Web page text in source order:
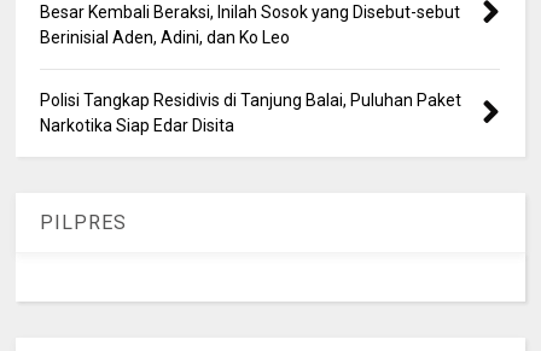
Besar Kembali Beraksi, Inilah Sosok yang Disebut-sebut
Berinisial Aden, Adini, dan Ko Leo
Polisi Tangkap Residivis di Tanjung Balai, Puluhan Paket
Narkotika Siap Edar Disita
PILPRES